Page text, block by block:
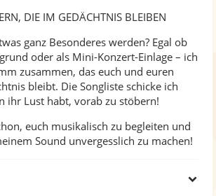
DIE IM GEDÄCHTNIS BLEIBEN
ganz Besonderes werden? Egal ob
oder als Mini-Konzert-Einlage – ich
zusammen, das euch und euren
bleibt. Die Songliste schicke ich
ihr Lust habt, vorab zu stöbern!
euch musikalisch zu begleiten und
Sound unvergesslich zu machen!